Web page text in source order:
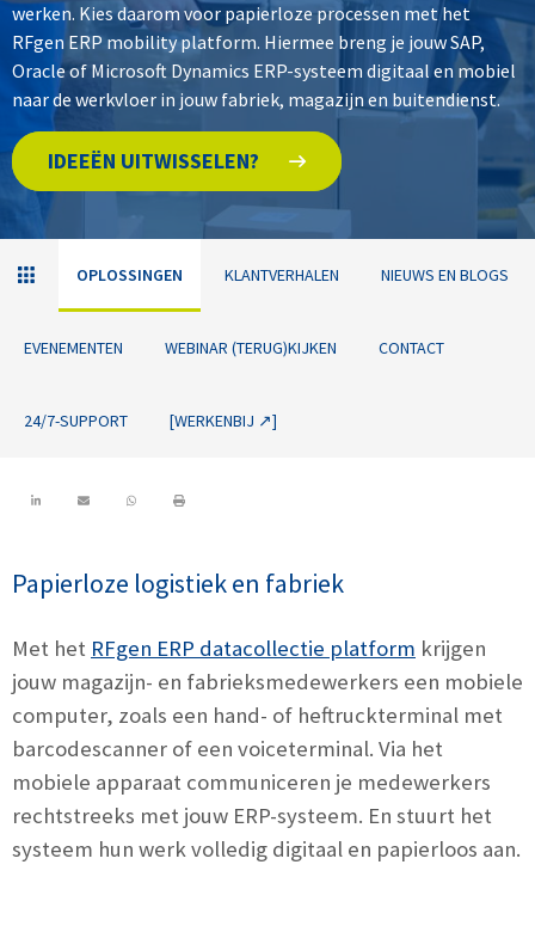
werken. Kies daarom voor papierloze processen met het
RFgen ERP mobility platform. Hiermee breng je jouw SAP,
Oracle of Microsoft Dynamics ERP-systeem digitaal en mobiel
naar de werkvloer in jouw fabriek, magazijn en buitendienst.
IDEEËN UITWISSELEN?
OPLOSSINGEN KLANTVERHALEN NIEUWS EN BLOGS
EVENEMENTEN WEBINAR (TERUG)KIJKEN CONTACT
24/7-SUPPORT [WERKENBIJ ↗]
Papierloze logistiek en fabriek
Met het RFgen ERP datacollectie platform krijgen
jouw magazijn- en fabrieksmedewerkers een mobiele
computer, zoals een hand- of heftruckterminal met
barcodescanner of een voiceterminal. Via het
mobiele apparaat communiceren je medewerkers
rechtstreeks met jouw ERP-systeem. En stuurt het
systeem hun werk volledig digitaal en papierloos aan.